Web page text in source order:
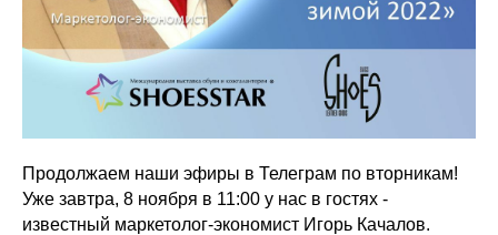
Продолжаем наши эфиры в Телеграм по вторникам!
Уже завтра, 8 ноября в 11:00 у нас в гостях -
известный маркетолог-экономист Игорь Качалов.